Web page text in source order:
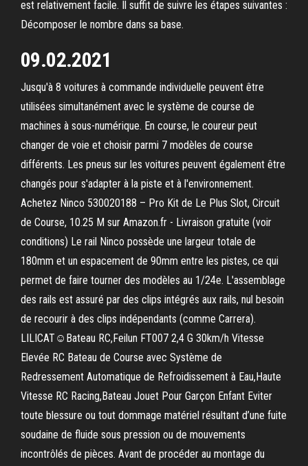
est relativement facile. Il suffit de suivre les étapes suivantes :
Décomposer le nombre dans sa base.
09.02.2021
Jusqu'à 8 voitures à commande individuelle peuvent être
utilisées simultanément avec le système de course de
machines à sous-numérique. En course, le coureur peut
changer de voie et choisir parmi 7 modèles de course
différents. Les pneus sur les voitures peuvent également être
changés pour s'adapter à la piste et à l'environnement.
Achetez Ninco 530020188 – Pro Kit de Le Plus Slot, Circuit
de Course, 10.25 M sur Amazon.fr - Livraison gratuite (voir
conditions) Le rail Ninco possède une largeur totale de
180mm et un espacement de 90mm entre les pistes, ce qui
permet de faire tourner des modèles au 1/24e. L'assemblage
des rails est assuré par des clips intégrés aux rails, nul besoin
de recourir à des clips indépendants (comme Carrera).
LILICAT☺Bateau RC,Feilun FT007 2,4 G 30km/h Vitesse
Elevée RC Bateau de Course avec Système de
Redressement Automatique de Refroidissement à Eau,Haute
Vitesse RC Racing,Bateau Jouet Pour Garçon Enfant Eviter
toute blessure ou tout dommage matériel résultant d’une fuite
soudaine de fluide sous pression ou de mouvements
incontrôlés de pièces. Avant de procéder au montage du